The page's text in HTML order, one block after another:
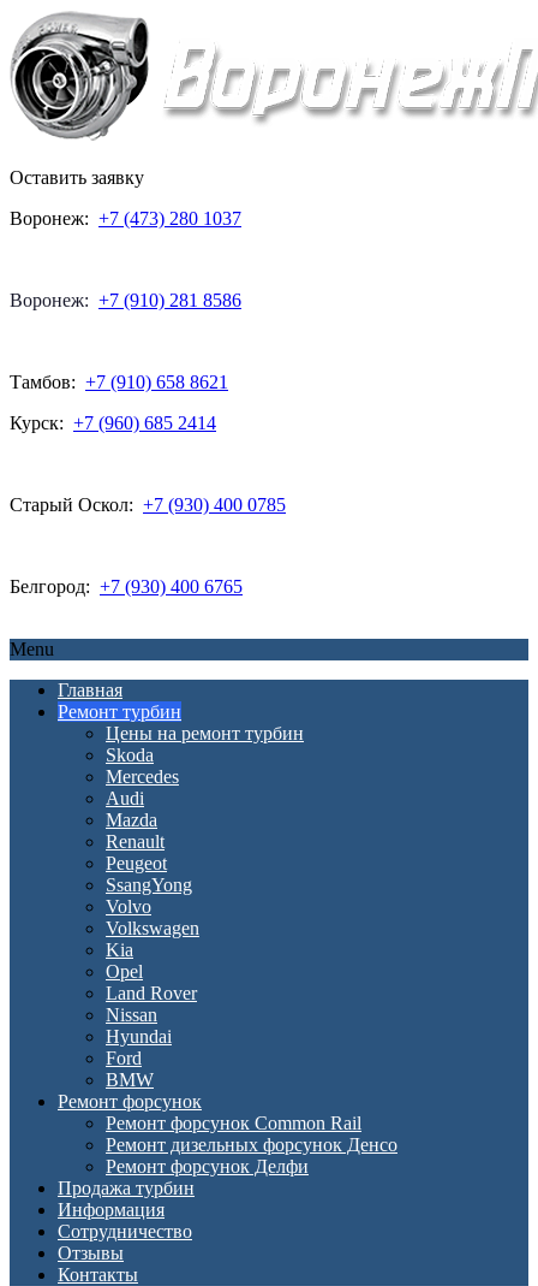
Оставить заявку
Воронеж: +7 (473) 280 1037
Воронеж: +7 (910) 281 8586
Тамбов: +7 (910) 658 8621
Курск: +7 (960) 685 2414
Старый Оскол: +7 (930) 400 0785
Белгород: +7 (930) 400 6765
Menu
Главная
Ремонт турбин
Цены на ремонт турбин
Skoda
Mercedes
Audi
Mazda
Renault
Peugeot
SsangYong
Volvo
Volkswagen
Kia
Opel
Land Rover
Nissan
Hyundai
Ford
BMW
Ремонт форсунок
Ремонт форсунок Common Rail
Ремонт дизельных форсунок Денсо
Ремонт форсунок Делфи
Продажа турбин
Информация
Сотрудничество
Отзывы
Контакты